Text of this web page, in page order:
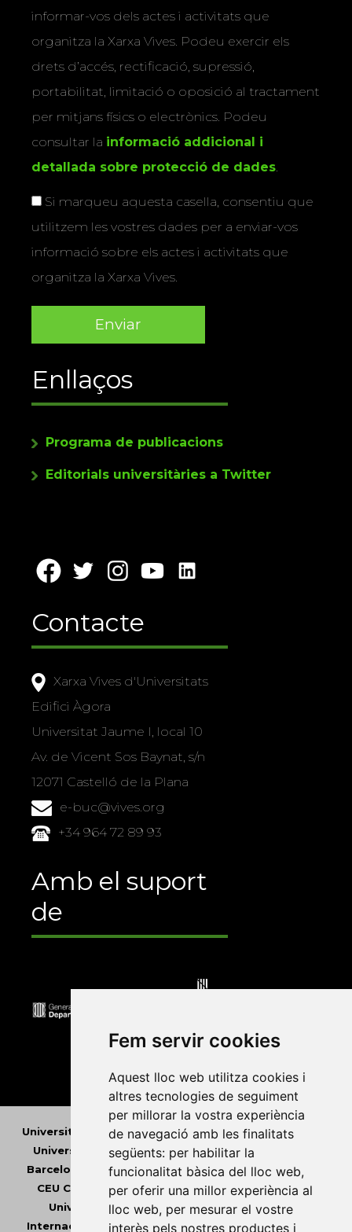
Fem servir cookies
Aquest lloc web utilitza cookies i
altres tecnologies de seguiment
per millorar la vostra experiència
de navegació amb les finalitats
següents: per habilitar la
funcionalitat bàsica del lloc web,
per oferir una millor experiència al
lloc web, per mesurar el vostre
interès pels nostres productes i
informar-vos dels actes i activitats que
organitza la Xarxa Vives. Podeu exercir els
drets d’accés, rectificació, supressió,
portabilitat, limitació o oposició al tractament
per mitjans físics o electrònics. Podeu
consultar la informació addicional i
detallada sobre protecció de dades.
Si marqueu aquesta casella, consentiu que
utilitzem les vostres dades per a enviar-vos
informació sobre els actes i activitats que
organitza la Xarxa Vives.
Enllaços
Programa de publicacions
Editorials universitàries a Twitter
Contacte
Xarxa Vives d'Universitats
Edifici Àgora
Universitat Jaume I, local 10
Av. de Vicent Sos Baynat, s/n
12071 Castelló de la Plana
e-buc@vives.org
+34 964 72 89 93
Amb el suport
de
Universitat Abat Oliba CEU•Universitat d'Alacant
Universitat d'Andorra•Universitat Autònoma de
Barcelona
Universitat de Barcelona•Universitat
CEU Cardenal Herrera•Universitat de Girona •
Universitat de les Illes Balears• Universitat
Internacional de Catalunya•Universitat Jaume I